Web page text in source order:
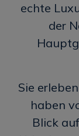
echte
der
Sie
haben
Blick